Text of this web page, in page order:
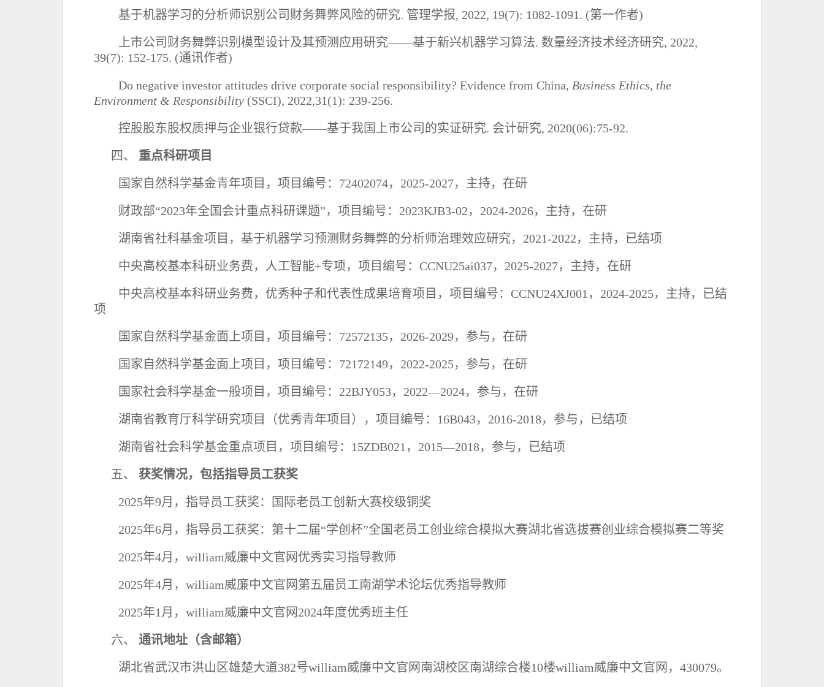
基于机器学习的分析师识别公司财务舞弊风险的研究. 管理学报, 2022, 19(7): 1082-1091. (第一作者)
上市公司财务舞弊识别模型设计及其预测应用研究——基于新兴机器学习算法. 数量经济技术经济研究, 2022,
39(7): 152-175. (通讯作者)
Do negative investor attitudes drive corporate social responsibility? Evidence from China, Business Ethics, the
Environment & Responsibility (SSCI), 2022,31(1): 239-256.
控股股东股权质押与企业银行贷款——基于我国上市公司的实证研究. 会计研究, 2020(06):75-92.
四、 重点科研项目
国家自然科学基金青年项目，项目编号： 72402074， 2025-2027， 主持，在研
财政部“2023年全国会计重点科研课题”，项目编号： 2023KJB3-02， 2024-2026，主持，在研
湖南省社科基金项目，基于机器学习预测财务舞弊的分析师治理效应研究， 2021-2022，主持，已结项
中央高校基本科研业务费，人工智能+专项，项目编号： CCNU25ai037， 2025-2027，主持，在研
中央高校基本科研业务费，优秀种子和代表性成果培育项目，项目编号： CCNU24XJ001 ， 2024-2025，主持，已结
项
国家自然科学基金面上项目，项目编号： 72572135， 2026-2029，参与 ，在研
国家自然科学基金面上项目，项目编号： 72172149， 2022-2025，参与 ，在研
国家社会科学基金一般项目，项目编号： 22BJY053， 2022—2024，参与 ，在研
湖南省教育厅科学研究项目（优秀青年项目）， 项目编号： 16B043， 2016-2018，参与 ，已结项
湖南省社会科学基金重点项目，项目编号： 15ZDB021 ， 2015—2018，参与 ，已结项
五、 获奖情况，包括指导员工获奖
2025年9月，指导员工获奖：国际老员工创新大赛校级铜奖
2025年6月，指导员工获奖：第十二届“学创杯”全国老员工创业综合模拟大赛湖北省选拔赛创业综合模拟赛二等奖
2025年4月，william威廉中文官网优秀实习指导教师
2025年4月，william威廉中文官网第五届员工南湖学术论坛优秀指导教师
2025年1 月，william威廉中文官网 2024年度优秀班主任
六、 通讯地址（含邮箱）
湖北省武汉市洪山区雄楚大道382号william威廉中文官网南湖校区南湖综合楼10楼william威廉中文官网， 430079。